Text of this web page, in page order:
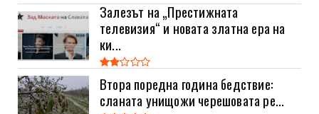
Залезът на „Престижната
телевизия“ и новата златна ера на
ки...
Втора поредна година бедствие:
сланата унищожи черешовата ре...